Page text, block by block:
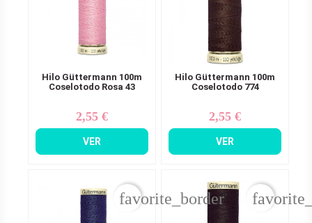
Hilo Güttermann 100m
Coselotodo Rosa 43
Precio
2,55 €
VER
Hilo Güttermann 100m
Coselotodo 774
Precio
2,55 €
VER
favorite_border